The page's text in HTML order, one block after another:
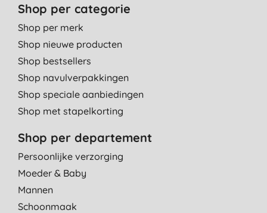
Shop per categorie
Shop per merk
Shop nieuwe producten
Shop bestsellers
Shop navulverpakkingen
Shop speciale aanbiedingen
Shop met stapelkorting
Shop per departement
Persoonlijke verzorging
Moeder & Baby
Mannen
Schoonmaak